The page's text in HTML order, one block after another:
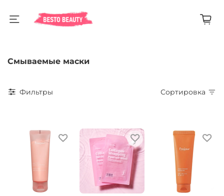
Смываемые маски
Фильтры Сортировка